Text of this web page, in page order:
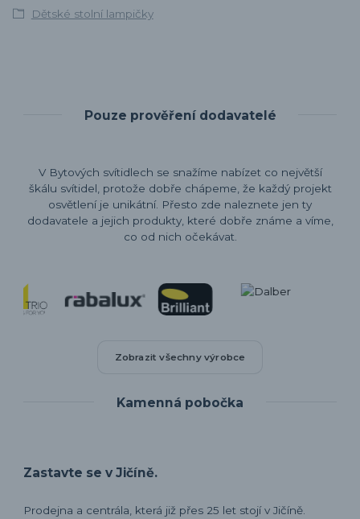
Dětské stolní lampičky
Pouze prověření dodavatelé
V Bytových svítidlech se snažíme nabízet co největší
škálu svítidel, protože dobře chápeme, že každý projekt
osvětlení je unikátní. Přesto zde naleznete jen ty
dodavatele a jejich produkty, které dobře známe a víme,
co od nich očekávat.
Zobrazit všechny výrobce
Kamenná pobočka
Zastavte se v Jičíně.
Prodejna a centrála, která již přes 25 let stojí v Jičíně.